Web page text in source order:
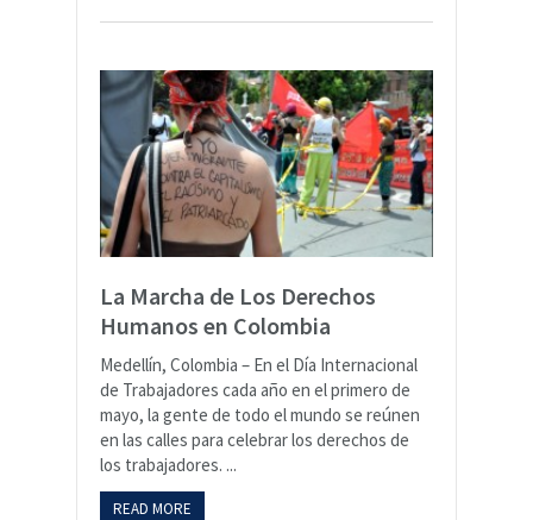
La Marcha de Los Derechos
Humanos en Colombia
Medellín, Colombia – En el Día Internacional
de Trabajadores cada año en el primero de
mayo, la gente de todo el mundo se reúnen
en las calles para celebrar los derechos de
los trabajadores. ...
READ MORE